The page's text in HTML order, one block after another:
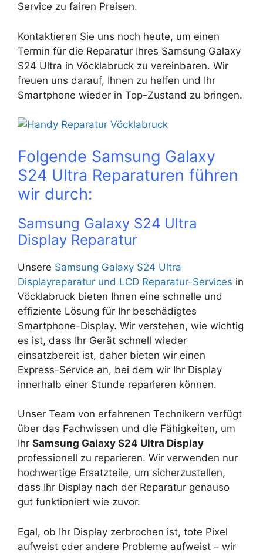
Service zu fairen Preisen.
Kontaktieren Sie uns noch heute, um einen
Termin für die Reparatur Ihres Samsung Galaxy
S24 Ultra in Vöcklabruck zu vereinbaren. Wir
freuen uns darauf, Ihnen zu helfen und Ihr
Smartphone wieder in Top-Zustand zu bringen.
Folgende Samsung Galaxy
S24 Ultra Reparaturen führen
wir durch:
Samsung Galaxy S24 Ultra
Display Reparatur
Unsere Samsung Galaxy S24 Ultra
Displayreparatur und LCD Reparatur-Services in
Vöcklabruck bieten Ihnen eine schnelle und
effiziente Lösung für Ihr beschädigtes
Smartphone-Display. Wir verstehen, wie wichtig
es ist, dass Ihr Gerät schnell wieder
einsatzbereit ist, daher bieten wir einen
Express-Service an, bei dem wir Ihr Display
innerhalb einer Stunde reparieren können.
Unser Team von erfahrenen Technikern verfügt
über das Fachwissen und die Fähigkeiten, um
Ihr Samsung Galaxy S24 Ultra Display
professionell zu reparieren. Wir verwenden nur
hochwertige Ersatzteile, um sicherzustellen,
dass Ihr Display nach der Reparatur genauso
gut funktioniert wie zuvor.
Egal, ob Ihr Display zerbrochen ist, tote Pixel
aufweist oder andere Probleme aufweist – wir